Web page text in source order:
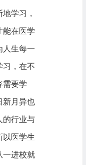
学习，
能在医学
人生每一
习，在不
需要学
新月异也
的行业与
以医学生
一进校就